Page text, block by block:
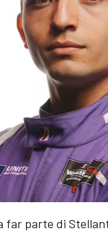
far parte di